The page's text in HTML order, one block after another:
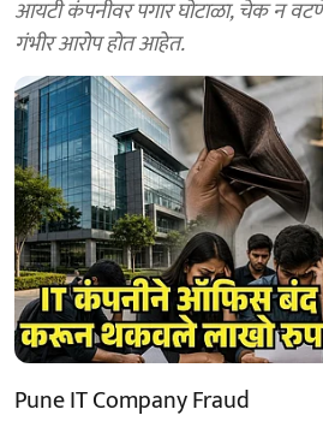
आयटी कंपनीवर पगार घोटाळा, चेक न
गंभीर आरोप होत आहेत.
Pune IT Company Fraud